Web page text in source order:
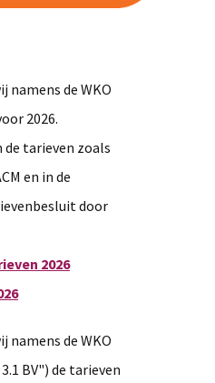
namens de WKO
2026.
tarieven zoals
en in de
door
2026
namens de WKO
BV") de tarieven